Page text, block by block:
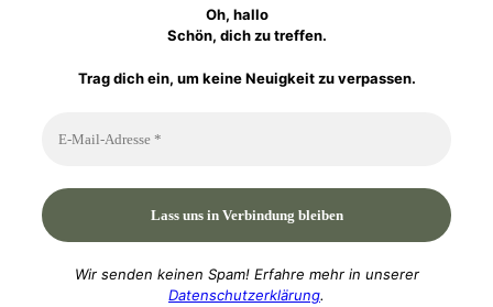
Oh, hallo
Schön, dich zu treffen.
Trag dich ein, um keine Neuigkeit zu verpassen.
Wir senden keinen Spam! Erfahre mehr in unserer
Datenschutzerklärung.